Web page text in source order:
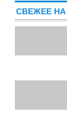
СВЕЖЕЕ НА